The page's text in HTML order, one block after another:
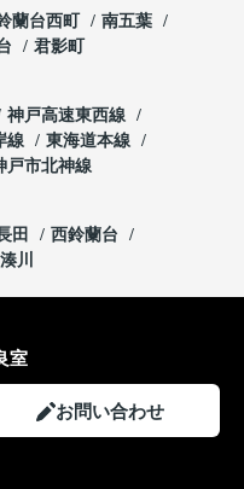
蘭台西町
南五葉
君影町
神戸高速東西線
線
東海道本線
戸市北神線
田
西鈴蘭台
湊川
室
お問い合わせ